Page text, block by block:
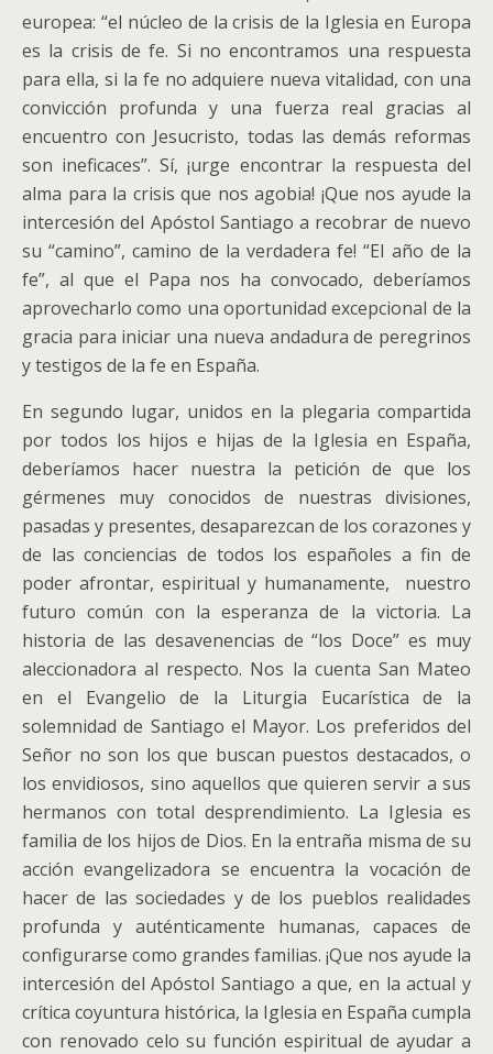
europea: “el núcleo de la crisis de la Iglesia en Europa
es la crisis de fe. Si no encontramos una respuesta
para ella, si la fe no adquiere nueva vitalidad, con una
convicción profunda y una fuerza real gracias al
encuentro con Jesucristo, todas las demás reformas
son ineficaces”. Sí, ¡urge encontrar la respuesta del
alma para la crisis que nos agobia! ¡Que nos ayude la
intercesión del Apóstol Santiago a recobrar de nuevo
su “camino”, camino de la verdadera fe! “El año de la
fe”, al que el Papa nos ha convocado, deberíamos
aprovecharlo como una oportunidad excepcional de la
gracia para iniciar una nueva andadura de peregrinos
y testigos de la fe en España.
En segundo lugar, unidos en la plegaria compartida
por todos los hijos e hijas de la Iglesia en España,
deberíamos hacer nuestra la petición de que los
gérmenes muy conocidos de nuestras divisiones,
pasadas y presentes, desaparezcan de los corazones y
de las conciencias de todos los españoles a fin de
poder afrontar, espiritual y humanamente, nuestro
futuro común con la esperanza de la victoria. La
historia de las desavenencias de “los Doce” es muy
aleccionadora al respecto. Nos la cuenta San Mateo
en el Evangelio de la Liturgia Eucarística de la
solemnidad de Santiago el Mayor. Los preferidos del
Señor no son los que buscan puestos destacados, o
los envidiosos, sino aquellos que quieren servir a sus
hermanos con total desprendimiento. La Iglesia es
familia de los hijos de Dios. En la entraña misma de su
acción evangelizadora se encuentra la vocación de
hacer de las sociedades y de los pueblos realidades
profunda y auténticamente humanas, capaces de
configurarse como grandes familias. ¡Que nos ayude la
intercesión del Apóstol Santiago a que, en la actual y
crítica coyuntura histórica, la Iglesia en España cumpla
con renovado celo su función espiritual de ayudar a